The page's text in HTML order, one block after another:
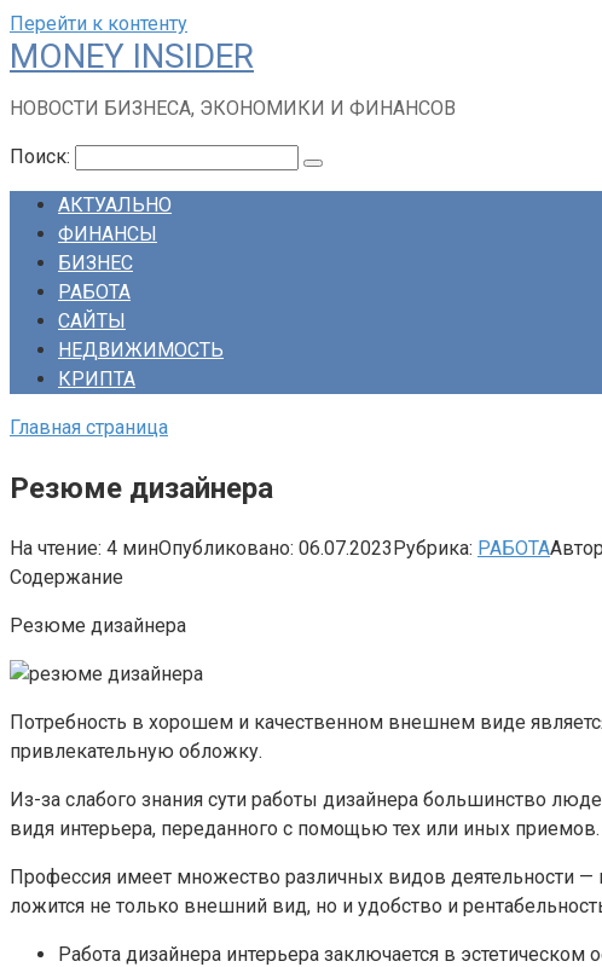
Перейти к контенту
MONEY INSIDER
НОВОСТИ БИЗНЕСА, ЭКОНОМИКИ И ФИНАНСОВ
Поиск:
АКТУАЛЬНО
ФИНАНСЫ
БИЗНЕС
РАБОТА
САЙТЫ
НЕДВИЖИМОСТЬ
КРИПТА
Главная страница
Резюме дизайнера
На чтение: 4 минОпубликовано: 06.07.2023Рубрика: РАБОТА
Содержание
Резюме дизайнера
Потребность в хорошем и качественном внешнем виде
привлекательную обложку.
Из-за слабого знания сути работы дизайнера большинство
видя интерьера, переданного с помощью тех или иных приемов.
Профессия имеет множество различных видов деятельности —
ложится не только внешний вид, но и удобство и
Работа дизайнера интерьера заключается в